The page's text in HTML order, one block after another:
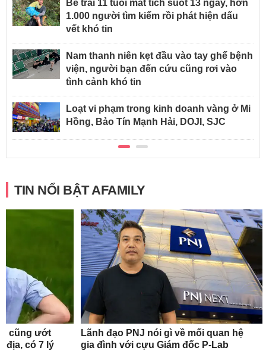
Bé trai 11 tuổi mất tích suốt 13 ngày, hơn
1.000 người tìm kiếm rồi phát hiện dấu
vết khó tin
Nam thanh niên kẹt đầu vào tay ghế bệnh
viện, người bạn đến cứu cũng rơi vào
tình cảnh khó tin
Loạt vi phạm trong kinh doanh vàng ở Mi
Hồng, Bảo Tín Mạnh Hải, DOJI, SJC
TIN NỔI BẬT AFAMILY
cũng ướt
địa, có 7 lý
Lãnh đạo PNJ nói gì về mối quan hệ
gia đình với cựu Giám đốc P-Lab